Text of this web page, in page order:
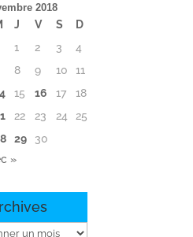
2018
J V S
D
1
2 3
4
8 9 10
11
15 16 17
18
22 23 24
25
29
30
»